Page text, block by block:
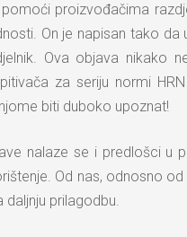
proizvođačima
On je napisan tako
Ova objava nikako
za seriju normi
biti duboko upoznat!
nalaze se i predlošci u
Od nas, odnosno
daljnju prilagodbu.